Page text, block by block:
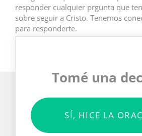
responder cualquier prgunta que
sobre seguir a Cristo. Tenemos
para responderte.
Tomé una
SÍ, HICE LA